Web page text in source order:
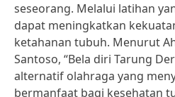
seseorang. Melalui latihan
dapat meningkatkan
ketahanan tubuh. Menurut
Santoso, “Bela diri Tarung
alternatif olahraga yang
bermanfaat bagi kesehatan